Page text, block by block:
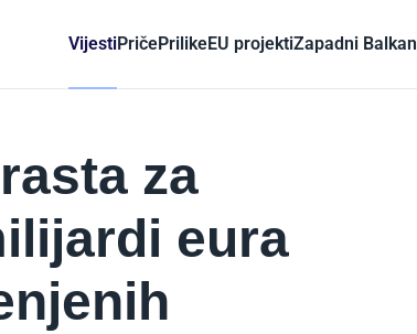
VijestiPričePrilikeEU projektiZapadni Balkan
za
eura